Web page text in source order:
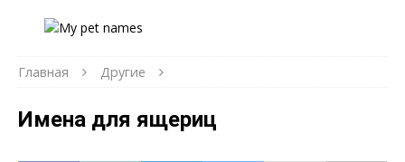
Главная Другие
Имена для ящериц